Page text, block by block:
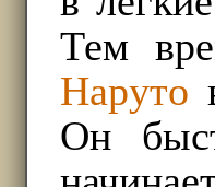
Тем
Наруто
Он